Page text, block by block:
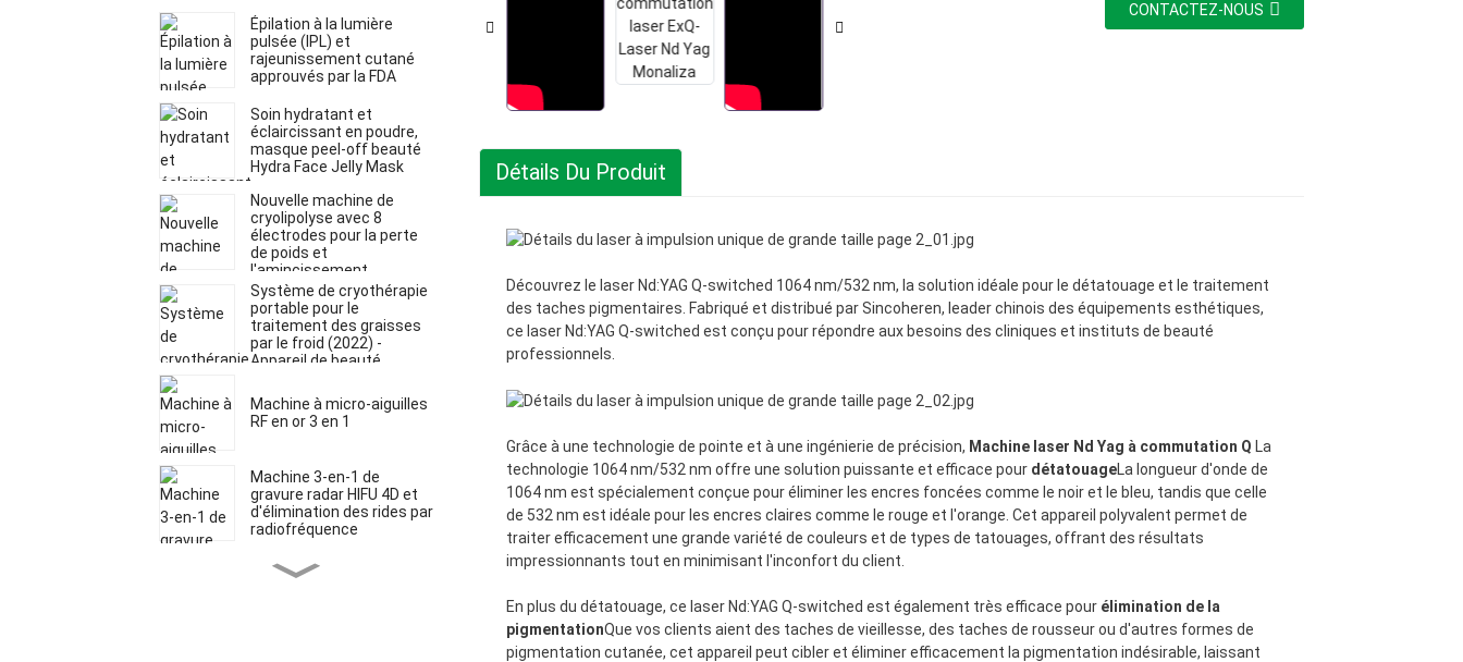
Épilation à la lumière
pulsée (IPL) et
rajeunissement cutané
approuvés par la FDA
Soin hydratant et
éclaircissant en poudre,
masque peel-off beauté
Hydra Face Jelly Mask
Nouvelle machine de
cryolipolyse avec 8
électrodes pour la perte
de poids et
l'amincissement.
Système de cryothérapie
portable pour le
traitement des graisses
par le froid (2022) -
Appareil de beauté
Machine à micro-aiguilles
RF en or 3 en 1
Machine 3-en-1 de
gravure radar HIFU 4D et
d'élimination des rides par
radiofréquence
Appareil multifonctionnel
5 en 1 HIFU 5D à micro-
CONTACTEZ-NOUS
Détails Du Produit
Découvrez le laser Nd:YAG Q-switched 1064 nm/532 nm, la solution idéale pour le détatouage et le traitement
des taches pigmentaires. Fabriqué et distribué par Sincoheren, leader chinois des équipements esthétiques,
ce laser Nd:YAG Q-switched est conçu pour répondre aux besoins des cliniques et instituts de beauté
professionnels.
Grâce à une technologie de pointe et à une ingénierie de précision, Machine laser Nd Yag à commutation Q La
technologie 1064 nm/532 nm offre une solution puissante et efficace pour détatouageLa longueur d'onde de
1064 nm est spécialement conçue pour éliminer les encres foncées comme le noir et le bleu, tandis que celle
de 532 nm est idéale pour les encres claires comme le rouge et l'orange. Cet appareil polyvalent permet de
traiter efficacement une grande variété de couleurs et de types de tatouages, offrant des résultats
impressionnants tout en minimisant l'inconfort du client.
En plus du détatouage, ce laser Nd:YAG Q-switched est également très efficace pour élimination de la
pigmentationQue vos clients aient des taches de vieillesse, des taches de rousseur ou d'autres formes de
pigmentation cutanée, cet appareil peut cibler et éliminer efficacement la pigmentation indésirable, laissant